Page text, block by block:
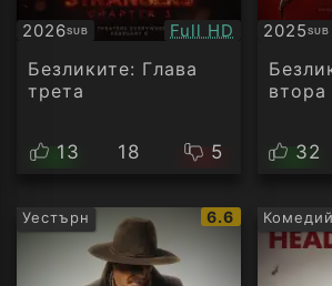
2026SUB
Субтитри Качество:
Full HD
Безликите: Глава
трета
13 18 5
2025SUB
втора
32
Уестърн
IMDb
рейтинг:
6.6